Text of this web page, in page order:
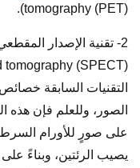
tomography (PET)).
التقنيات السابقة
الصور، وللعلم فإن
يصيب الرئتين، وبناءً